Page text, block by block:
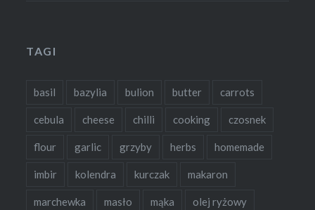
TAGI
basil bazylia bulion butter carrots
cebula cheese chilli cooking czosnek
flour garlic grzyby herbs homemade
imbir kolendra kurczak makaron
marchewka masło mąka olej ryżowy